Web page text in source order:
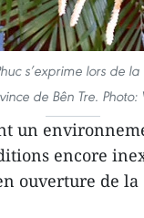
s’exprime lors de
de Bên Tre. Photo:
un
encore
ouverture de la